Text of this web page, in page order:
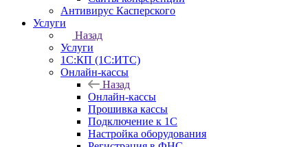
Антивирус Касперского
Услуги
Назад
Услуги
1С:КП (1С:ИТС)
Онлайн-кассы
Назад
Онлайн-кассы
Прошивка кассы
Подключение к 1С
Настройка оборудования